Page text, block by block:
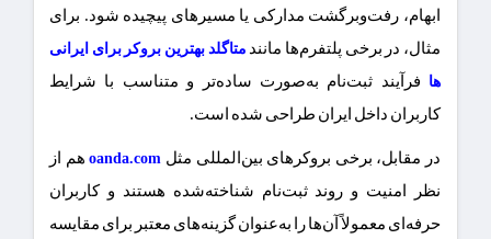
ابهام، رفت‌وبرگشت مدارکی یا مسیرهای پیچیده شود. برای
مثال، در برخی پلتفرم‌ها مانند متاگلد بهترین بروکر برای ایرانی
ها فرآیند ثبت‌نام به‌صورت ساده‌تر و متناسب با شرایط
کاربران داخل ایران طراحی شده است.
در مقابل، برخی بروکرهای بین‌المللی مثل oanda.comهم از
نظر امنیت و روند ثبت‌نام شناخته‌شده هستند و کاربران
حرفه‌ای معمولاً آن‌ها را به‌عنوان گزینه‌های معتبر برای مقایسه